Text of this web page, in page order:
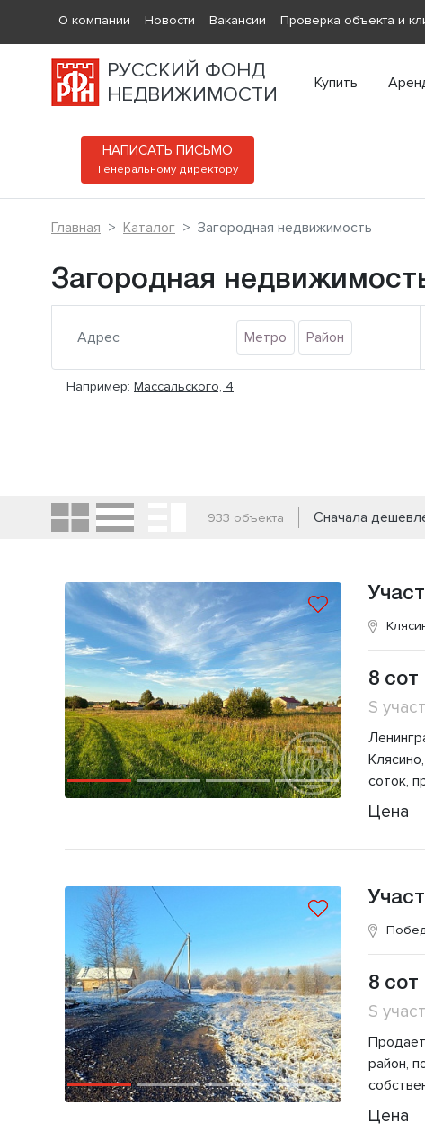
О компании Новости Вакансии Проверка объекта и
РУССКИЙ ФОНД
НЕДВИЖИМОСТИ
Купить
НАПИСАТЬ ПИСЬМО
Генеральному директору
Главная Каталог Загородная недвижимость
Загородная
Например: Массальского, 4
Метро Район
933 объекта Сначала
8 сот
S
соток,
Цена
8 сот
S
район,
Цена